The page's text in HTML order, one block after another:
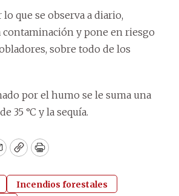
que se observa a diario,
contaminación y pone en riesgo
sobre todo de los
por el humo se le suma una
35 °C y la sequía.
CopyPrint
Incendios forestales